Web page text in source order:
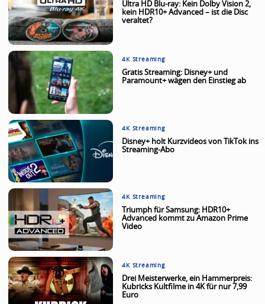
Ultra HD Blu-ray: Kein Dolby Vision 2,
kein HDR10+ Advanced – ist die Disc
veraltet?
4K Streaming
Gratis Streaming: Disney+ und
Paramount+ wägen den Einstieg ab
4K Streaming
Disney+ holt Kurzvideos von TikTok ins
Streaming-Abo
4K Streaming
Triumph für Samsung: HDR10+
Advanced kommt zu Amazon Prime
Video
4K Streaming
Drei Meisterwerke, ein Hammerpreis:
Kubricks Kultfilme in 4K für nur 7,99
Euro